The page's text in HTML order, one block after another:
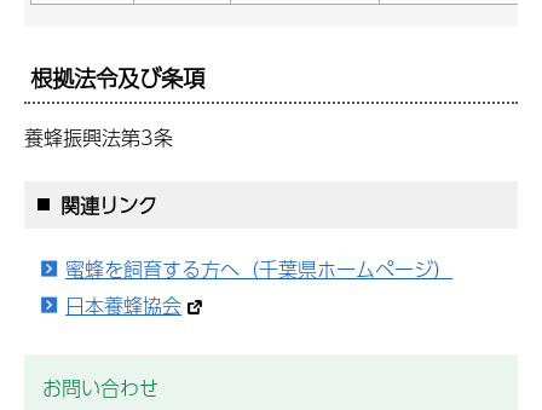
根拠法令及び条項
養蜂振興法第3条
関連リンク
蜜蜂を飼育する方へ（千葉県ホームページ）
日本養蜂協会
お問い合わせ